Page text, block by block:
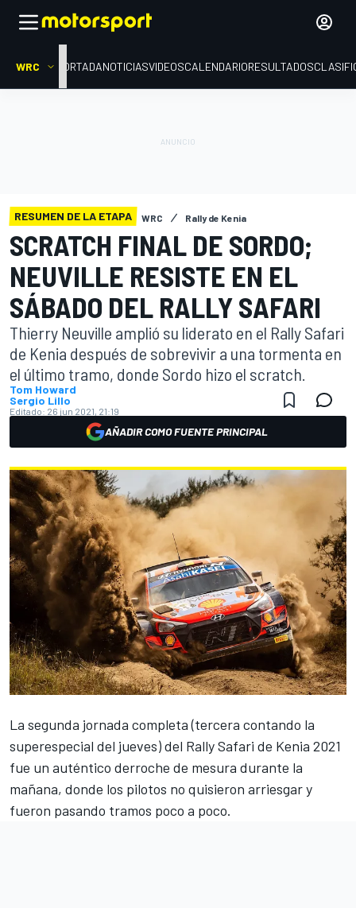
WRC PORTADANOTICIASVIDEOSCALENDARIORESULTADOS
RESUMEN DE LA ETAPA WRC Rally de Kenia
SCRATCH FINAL DE SORDO;
NEUVILLE RESISTE EN EL
SÁBADO DEL RALLY SAFARI
Thierry Neuville amplió su liderato en el Rally Safari
de Kenia después de sobrevivir a una tormenta en
el último tramo, donde Sordo hizo el scratch.
Tom Howard
Sergio Lillo
Editado: 26 jun 2021, 21:19
AÑADIR COMO FUENTE PRINCIPAL
La segunda jornada completa (tercera contando la
superespecial del jueves) del Rally Safari de Kenia 2021
fue un auténtico derroche de mesura durante la
mañana, donde los pilotos no quisieron arriesgar y
fueron pasando tramos poco a poco.